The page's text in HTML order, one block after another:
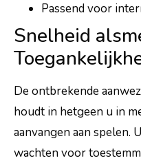
Passend voor
Snelheid
De ontbrekende
houdt in hetgeen u in
aanvangen aan spelen.
wachten voor